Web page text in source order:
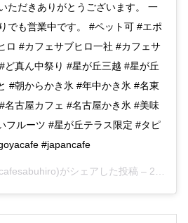
ただきありがとうございます。 一
でも営業中です。 #ペット可 #エポ
ロ #カフェサブヒロ一社 #カフェサ
ど真ん中祭り #星が丘三越 #星が丘
#朝からかき氷 #年中かき氷 #名東
名古屋カフェ #名古屋かき氷 #美味
フルーツ #星が丘テラス限定 #タピ
#japancafe
がシェアした投稿 – 2019年 8月月22日午前2時23分PDT